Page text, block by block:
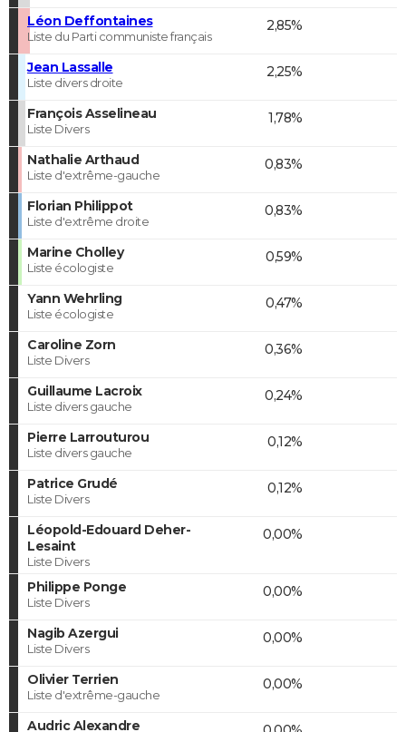
Léon Deffontaines
Liste du Parti communiste français
2,85%
Jean Lassalle
Liste divers droite
2,25%
François Asselineau
Liste Divers
1,78%
Nathalie Arthaud
Liste d'extrême-gauche
0,83%
Florian Philippot
Liste d'extrême droite
0,83%
Marine Cholley
Liste écologiste
0,59%
Yann Wehrling
Liste écologiste
0,47%
Caroline Zorn
Liste Divers
0,36%
Guillaume Lacroix
Liste divers gauche
0,24%
Pierre Larrouturou
Liste divers gauche
0,12%
Patrice Grudé
Liste Divers
0,12%
Léopold-Edouard Deher-
Lesaint
Liste Divers
0,00%
Philippe Ponge
Liste Divers
0,00%
Nagib Azergui
Liste Divers
0,00%
Olivier Terrien
Liste d'extrême-gauche
0,00%
Audric Alexandre